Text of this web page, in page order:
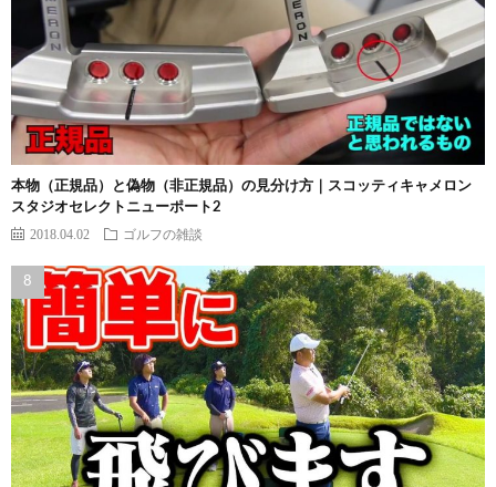
本物（正規品）と偽物（非正規品）の見分け方｜スコッティキャメロン
スタジオセレクトニューポート2
2018.04.02 ゴルフの雑談